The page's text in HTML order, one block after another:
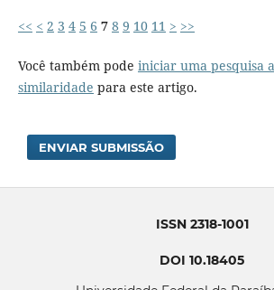
<< < 2 3 4 5 6 7 8 9 10 11 > >>
Você também pode iniciar uma pesquisa
similaridade para este artigo.
ENVIAR SUBMISSÃO
ISSN 2318-1001
DOI 10.18405